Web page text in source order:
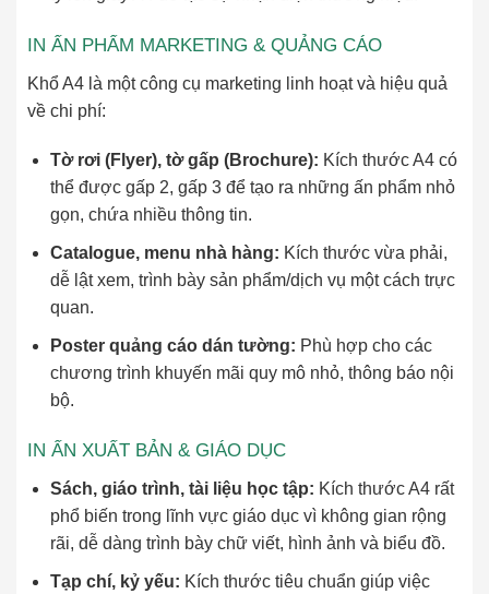
IN ẤN PHẨM MARKETING & QUẢNG CÁO
Khổ A4 là một công cụ marketing linh hoạt và hiệu quả
về chi phí:
Tờ rơi (Flyer), tờ gấp (Brochure): Kích thước A4 có
thể được gấp 2, gấp 3 để tạo ra những ấn phẩm nhỏ
gọn, chứa nhiều thông tin.
Catalogue, menu nhà hàng: Kích thước vừa phải,
dễ lật xem, trình bày sản phẩm/dịch vụ một cách trực
quan.
Poster quảng cáo dán tường: Phù hợp cho các
chương trình khuyến mãi quy mô nhỏ, thông báo nội
bộ.
IN ẤN XUẤT BẢN & GIÁO DỤC
Sách, giáo trình, tài liệu học tập: Kích thước A4 rất
phổ biến trong lĩnh vực giáo dục vì không gian rộng
rãi, dễ dàng trình bày chữ viết, hình ảnh và biểu đồ.
Tạp chí, kỷ yếu: Kích thước tiêu chuẩn giúp việc